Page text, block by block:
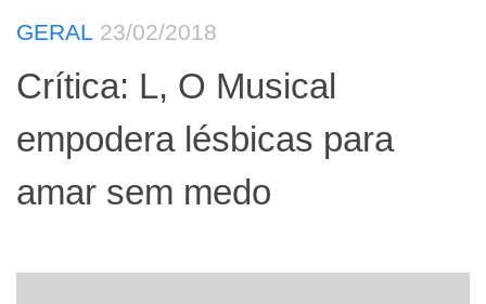
GERAL 23/02/2018
Crítica: L, O Musical
empodera lésbicas para
amar sem medo